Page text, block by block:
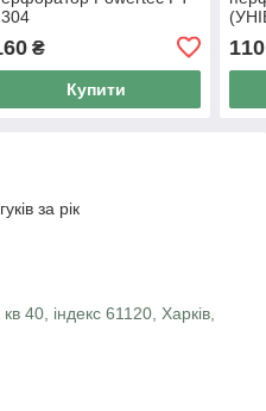
₴
Купити
110
за рік
40, індекс 61120, Харків,